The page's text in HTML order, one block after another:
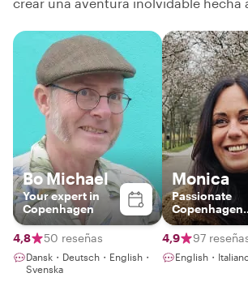
Bo Michael
Your expert in
Copenhagen
4,8 50 reseñas
Dansk・Deutsch・English・
Svenska
Monica
Passionate
Copenhagen
Guide –
Food, Art &
Nature with a
Local
4,9 97
English・